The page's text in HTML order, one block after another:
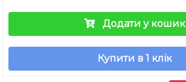
Додати у кошик
Купити в 1 клік